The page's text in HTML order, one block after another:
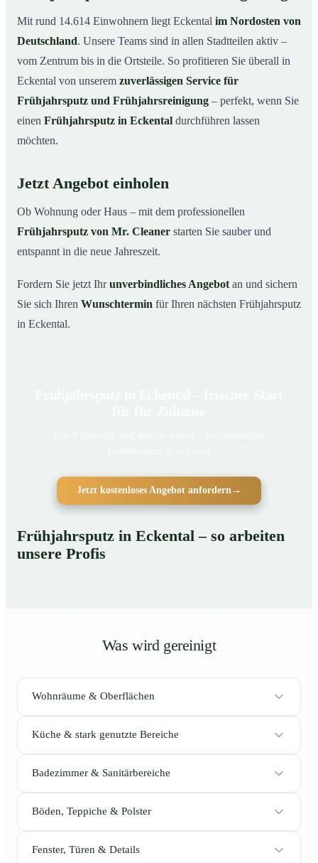
Mit rund 14.614 Einwohnern liegt Eckental im Nordosten von
Deutschland. Unsere Teams sind in allen Stadtteilen aktiv –
vom Zentrum bis in die Ortsteile. So profitieren Sie überall in
Eckental von unserem zuverlässigen Service für
Frühjahrsputz und Frühjahrsreinigung – perfekt, wenn Sie
einen Frühjahrsputz in Eckental durchführen lassen
möchten.
Jetzt Angebot einholen
Ob Wohnung oder Haus – mit dem professionellen
Frühjahrsputz von Mr. Cleaner starten Sie sauber und
entspannt in die neue Jahreszeit.
Fordern Sie jetzt Ihrunverbindliches Angebot an und sichern
Sie sich Ihren Wunschtermin für Ihren nächsten Frühjahrsputz
in Eckental.
Jetzt kostenloses Angebot anfordern →
Frühjahrsputz in Eckental – so arbeiten
unsere Profis
Was wird gereinigt
Wohnräume & Oberflächen
Küche & stark genutzte Bereiche
Badezimmer & Sanitärbereiche
Böden, Teppiche & Polster
Fenster, Türen & Details